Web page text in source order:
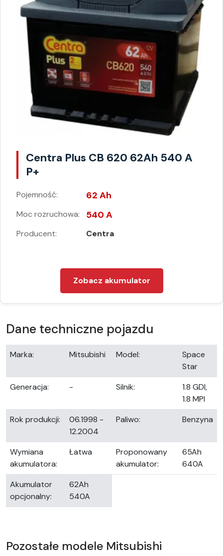
Centra Plus CB 620 62Ah 540 A
P+
Pojemność: 62 Ah
Moc rozruchowa: 540 A
Producent: Centra
Zobacz akumulator
Dane techniczne pojazdu
Marka: Mitsubishi Model:
Space
Star
Generacja:
- Silnik:
1.8 GDI,
1.8 MPI
Rok produkcji:
06.1998 -
12.2004
Paliwo: Benzyna
Wymiana
akumulatora:
Łatwa
Proponowany
akumulator:
65Ah
640A
Akumulator
opcjonalny:
62Ah
540A
Pozostałe modele Mitsubishi